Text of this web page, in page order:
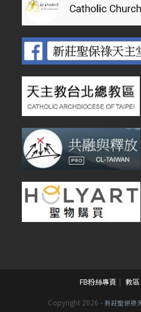
FB粉絲專頁 教區
Copyright 2026 - 新莊聖保祿